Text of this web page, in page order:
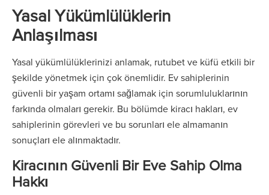
Yasal Yükümlülüklerin
Anlaşılması
Yasal yükümlülüklerinizi anlamak, rutubet ve küfü etkili bir
şekilde yönetmek için çok önemlidir. Ev sahiplerinin
güvenli bir yaşam ortamı sağlamak için sorumluluklarının
farkında olmaları gerekir. Bu bölümde kiracı hakları, ev
sahiplerinin görevleri ve bu sorunları ele almamanın
sonuçları ele alınmaktadır.
Kiracının Güvenli Bir Eve Sahip Olma
Hakkı